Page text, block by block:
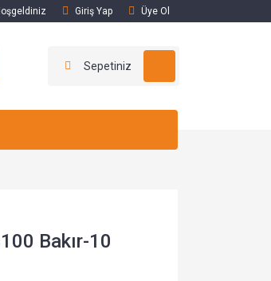
Giriş Yap Üye Ol
Sepetiniz
Bakır-10